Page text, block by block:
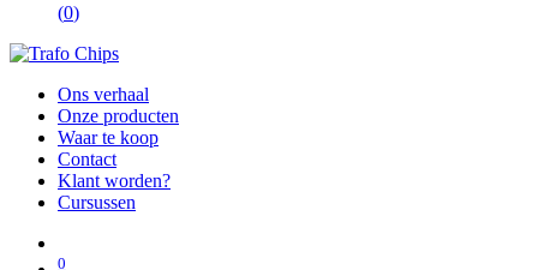
(0)
Ons verhaal
Onze producten
Waar te koop
Contact
Klant worden?
Cursussen
0